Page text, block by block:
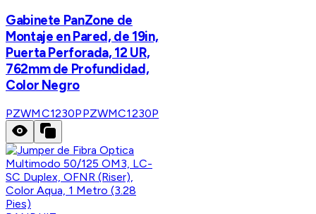
Gabinete PanZone de
Montaje en Pared, de 19in,
Puerta Perforada, 12 UR,
762mm de Profundidad,
Color Negro
PZWMC1230PPZWMC1230P